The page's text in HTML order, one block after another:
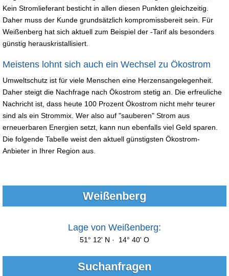
Kein Stromlieferant besticht in allen diesen Punkten gleichzeitig.
Daher muss der Kunde grundsätzlich kompromissbereit sein. Für
Weißenberg hat sich aktuell zum Beispiel der -Tarif als besonders
günstig herauskristallisiert.
Meistens lohnt sich auch ein Wechsel zu Ökostrom
Umweltschutz ist für viele Menschen eine Herzensangelegenheit.
Daher steigt die Nachfrage nach Ökostrom stetig an. Die erfreuliche
Nachricht ist, dass heute 100 Prozent Ökostrom nicht mehr teurer
sind als ein Strommix. Wer also auf "sauberen" Strom aus
erneuerbaren Energien setzt, kann nun ebenfalls viel Geld sparen.
Die folgende Tabelle weist den aktuell günstigsten Ökostrom-
Anbieter in Ihrer Region aus.
Weißenberg
Lage von Weißenberg:
51° 12' N · 14° 40' O
Suchanfragen